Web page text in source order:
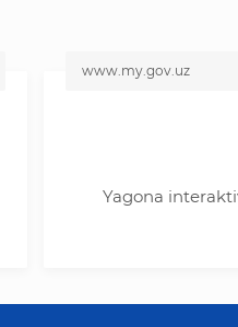
www.my.gov.uz
Yagona interaktiv